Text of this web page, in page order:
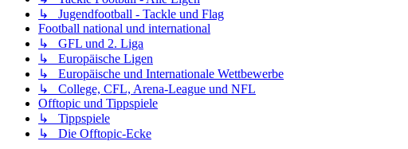
↳ Jugendfootball - Tackle und Flag
Football national und international
↳ GFL und 2. Liga
↳ Europäische Ligen
↳ Europäische und Internationale Wettbewerbe
↳ College, CFL, Arena-League und NFL
Offtopic und Tippspiele
↳ Tippspiele
↳ Die Offtopic-Ecke